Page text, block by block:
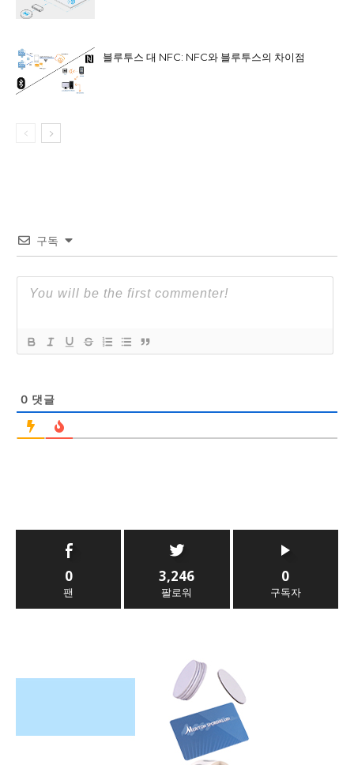
블루투스 대 NFC: NFC와 블루투스의 차이점
구독
0 댓글
0
팬
3,246
팔로워
0
구독자